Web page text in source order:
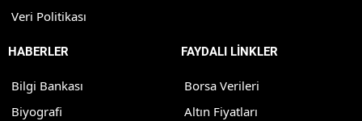
Veri Politikası
HABERLER
Bilgi Bankası
Biyografi
FAYDALI LİNKLER
Borsa Verileri
Altın Fiyatları